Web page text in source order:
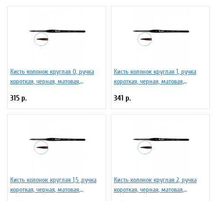
Кисть колонок круглая 0, ручка
короткая, черная, матовая,
315 р.
Кисть колонок круглая 1, ручка
короткая, черная, матовая,
341 р.
Кисть колонок круглая 1,5 ,ручка
короткая, черная, матовая,
Кисть колонок круглая 2, ручка
короткая, черная, матовая,